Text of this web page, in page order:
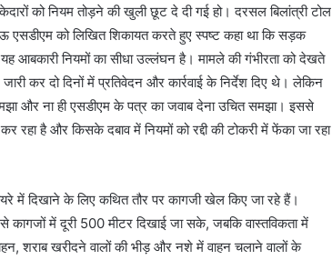
को नियम तोड़ने की खुली छूट दे दी गई हो। दरसल बिलांत्री टोल
को लिखित शिकायत करते हुए स्पष्ट कहा था कि सड़क
आबकारी नियमों का सीधा उल्लंघन है। मामले की गंभीरता को देखते
कर दो दिनों में प्रतिवेदन और कार्रवाई के निर्देश दिए थे। लेकिन
और ना ही एसडीएम के पत्र का जवाब देना उचित समझा। इससे
रहा है और किसके दबाव में नियमों को रद्दी की टोकरी में फेंका जा रहा
में दिखाने के लिए कथित तौर पर कागजी खेल किए जा रहे हैं।
कागजों में दूरी 500 मीटर दिखाई जा सके, जबकि वास्तविकता में
शराब खरीदने वालों की भीड़ और नशे में वाहन चलाने वालों के